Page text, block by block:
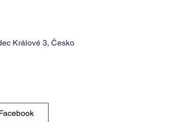
Králové 3, Česko